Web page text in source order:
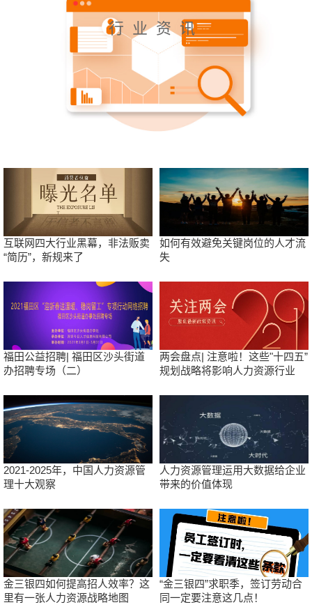
行业资讯
互联网四大行业黑幕，非法贩卖
“简历”，新规来了
如何有效避免关键岗位的人才流
失
福田公益招聘| 福田区沙头街道
办招聘专场（二）
两会盘点| 注意啦！这些"十四五”
规划战略将影响人力资源行业
2021-2025年，中国人力资源管
理十大观察
人力资源管理运用大数据给企业
带来的价值体现
金三银四如何提高招人效率？这
里有一张人力资源战略地图
“金三银四”求职季，签订劳动合
同一定要注意这几点！